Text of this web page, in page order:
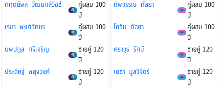
กฤตย์พล วัฒนกสิวิชช์
คู่ผสม 100
ปี
เรขา พงศ์อักษร
คู่ผสม 100
ปี
นพปฎล ศรีเจริญ
ชายคู่ 120
ปี
ประดิษฐ์ พยุงวงศ์
ชายคู่ 120
ปี
ทิพวรรณ กัลยา
คู่ผสม 100
ปี
โยธิน กัลยา
คู่ผสม 100
ปี
ศราวุธ รัศมี
ชายคู่ 120
ปี
เดชา มูลวิจิตร์
ชายคู่ 120
ปี